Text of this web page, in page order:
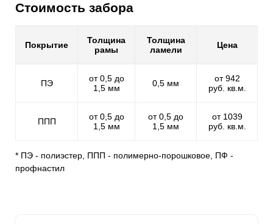
Стоимость забора
Покрытие
Толщина
рамы
Толщина
ламели
Цена
ПЭ
от 0,5 до
1,5 мм
0,5 мм
от 942
руб. кв.м.
ППП
от 0,5 до
1,5 мм
от 0,5 до
1,5 мм
от 1039
руб. кв.м.
* ПЭ - полиэстер, ППП - полимерно-порошковое, ПФ -
профнастил